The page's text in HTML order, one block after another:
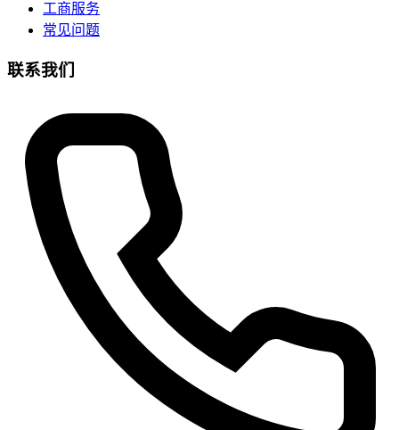
工商服务
常见问题
联系我们